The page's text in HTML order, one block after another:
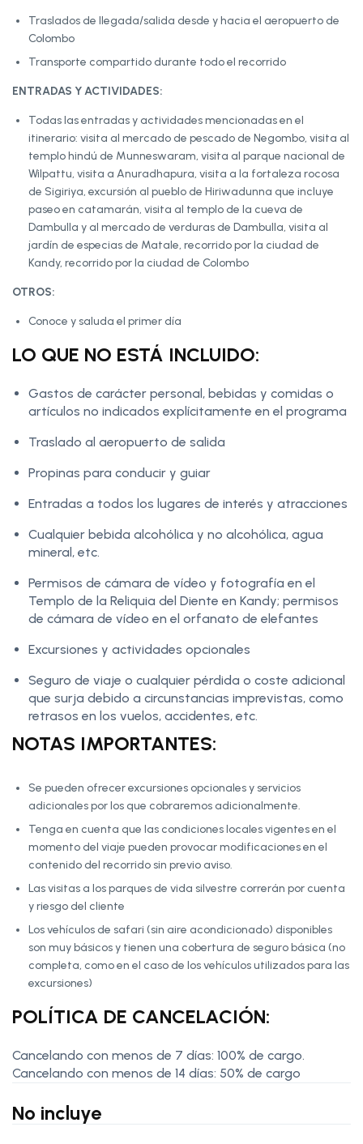
Traslados de llegada/salida desde y hacia el aeropuerto de
Colombo
Transporte compartido durante todo el recorrido
ENTRADAS Y ACTIVIDADES:
Todas las entradas y actividades mencionadas en el
itinerario: visita al mercado de pescado de Negombo, visita al
templo hindú de Munneswaram, visita al parque nacional de
Wilpattu, visita a Anuradhapura, visita a la fortaleza rocosa
de Sigiriya, excursión al pueblo de Hiriwadunna que incluye
paseo en catamarán, visita al templo de la cueva de
Dambulla y al mercado de verduras de Dambulla, visita al
jardín de especias de Matale, recorrido por la ciudad de
Kandy, recorrido por la ciudad de Colombo
OTROS:
Conoce y saluda el primer día
LO QUE NO ESTÁ INCLUIDO:
Gastos de carácter personal, bebidas y comidas o
artículos no indicados explícitamente en el programa
Traslado al aeropuerto de salida
Propinas para conducir y guiar
Entradas a todos los lugares de interés y atracciones
Cualquier bebida alcohólica y no alcohólica, agua
mineral, etc.
Permisos de cámara de vídeo y fotografía en el
Templo de la Reliquia del Diente en Kandy; permisos
de cámara de vídeo en el orfanato de elefantes
Excursiones y actividades opcionales
Seguro de viaje o cualquier pérdida o coste adicional
que surja debido a circunstancias imprevistas, como
retrasos en los vuelos, accidentes, etc.
NOTAS IMPORTANTES:
Se pueden ofrecer excursiones opcionales y servicios
adicionales por los que cobraremos adicionalmente.
Tenga en cuenta que las condiciones locales vigentes en el
momento del viaje pueden provocar modificaciones en el
contenido del recorrido sin previo aviso.
Las visitas a los parques de vida silvestre correrán por cuenta
y riesgo del cliente
Los vehículos de safari (sin aire acondicionado) disponibles
son muy básicos y tienen una cobertura de seguro básica (no
completa, como en el caso de los vehículos utilizados para las
excursiones)
POLÍTICA DE CANCELACIÓN:
Cancelando con menos de 7 días: 100% de cargo.
Cancelando con menos de 14 días: 50% de cargo
No incluye